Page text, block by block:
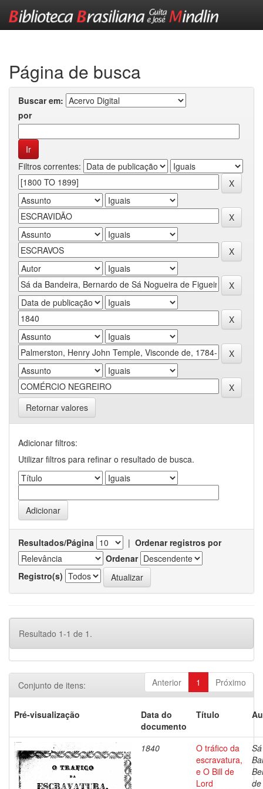
Página de busca
Buscar em:
por
Filtros correntes:
Retornar valores
Adicionar filtros:
Utilizar filtros para refinar o resultado de busca.
Resultados/Página | Ordenar registros por
Ordenar
Registro(s)
Resultado 1-1 de 1.
Anterior 1 Próximo
Conjunto de itens:
Pré-visualização
Data do
documento
Título
1840
O tráfico da
escravatura,
e O Bill de
Lord